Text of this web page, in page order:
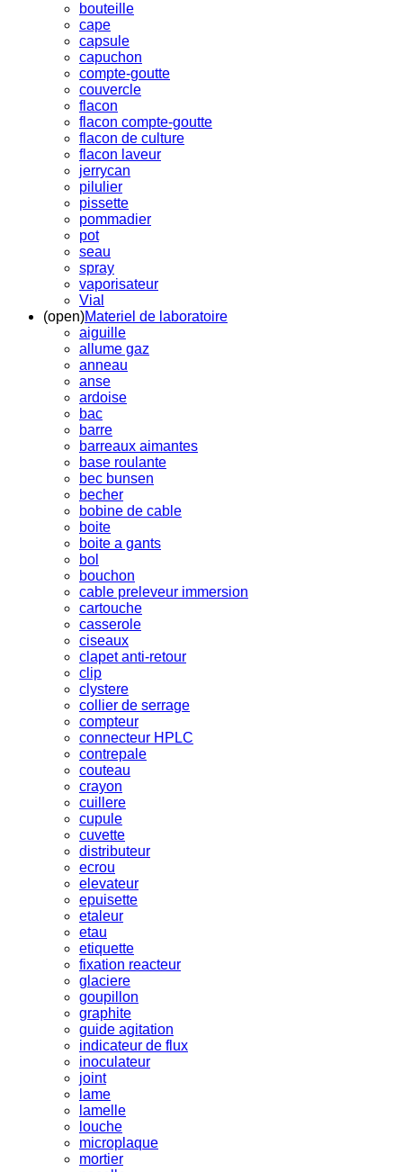
bouteille
cape
capsule
capuchon
compte-goutte
couvercle
flacon
flacon compte-goutte
flacon de culture
flacon laveur
jerrycan
pilulier
pissette
pommadier
pot
seau
spray
vaporisateur
Vial
(open)Materiel de laboratoire
aiguille
allume gaz
anneau
anse
ardoise
bac
barre
barreaux aimantes
base roulante
bec bunsen
becher
bobine de cable
boite
boite a gants
bol
bouchon
cable preleveur immersion
cartouche
casserole
ciseaux
clapet anti-retour
clip
clystere
collier de serrage
compteur
connecteur HPLC
contrepale
couteau
crayon
cuillere
cupule
cuvette
distributeur
ecrou
elevateur
epuisette
etaleur
etau
etiquette
fixation reacteur
glaciere
goupillon
graphite
guide agitation
indicateur de flux
inoculateur
joint
lame
lamelle
louche
microplaque
mortier